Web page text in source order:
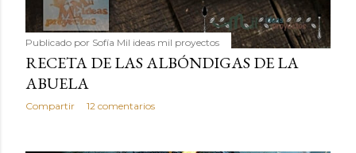
Publicado por Sofía Mil ideas mil proyectos
RECETA DE LAS ALBÓNDIGAS DE LA
ABUELA
Compartir 12 comentarios